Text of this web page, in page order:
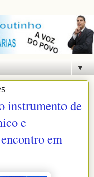
▼
instrumento de
e
em